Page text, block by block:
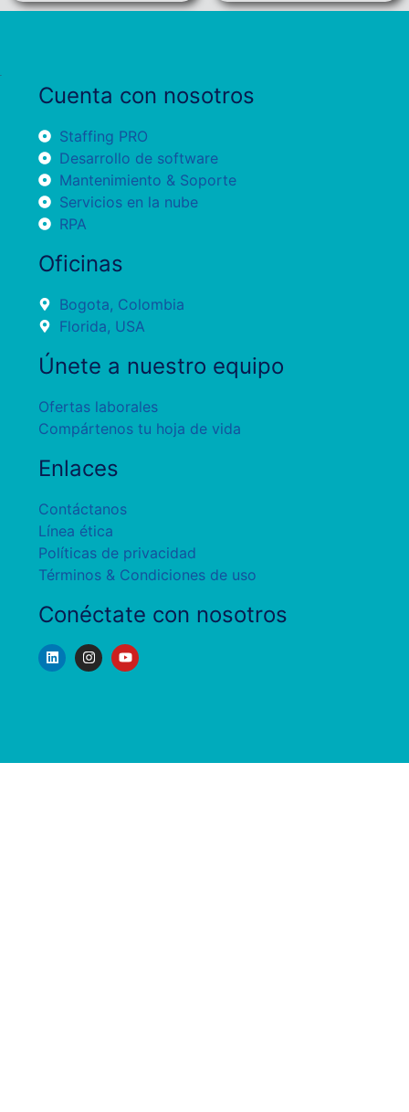
Cuenta con nosotros
Staffing PRO
Desarrollo de software
Mantenimiento & Soporte
Servicios en la nube
RPA
Oficinas
Bogota, Colombia
Florida, USA
Únete a nuestro equipo
Ofertas laborales
Compártenos tu hoja de vida
Enlaces
Contáctanos
Línea ética
Políticas de privacidad
Términos & Condiciones de uso
Conéctate con nosotros